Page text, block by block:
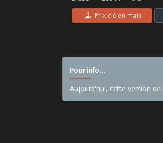
Prix clé en main
Pour info...
Aujourd'hui, cette version de